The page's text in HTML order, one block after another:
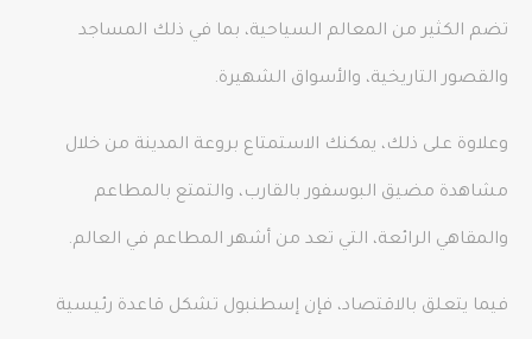
تضم الكثير من المعالم السياحية، بما في ذلك المساجد
والقصور التاريخية، والأسواق الشهيرة.
وعلاوة على ذلك، يمكنك الاستمتاع بروعة المدينة من خلال
مشاهدة مضيق البوسفور بالقارب، والتمتع بالمطاعم
والمقاهي الرائعة، التي تعد من أشهر المطاعم في العالم.
فيما يتعلق بالاقتصاد، فإن إسطنبول تشكل قاعدة رئيسية